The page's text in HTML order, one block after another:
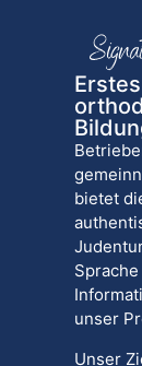
bietet
unser
Unser